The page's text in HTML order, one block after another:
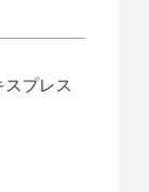
プレス